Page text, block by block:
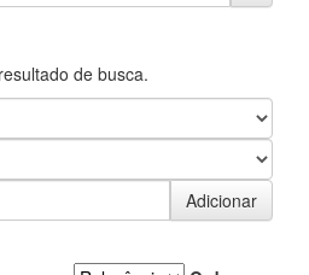
de busca.